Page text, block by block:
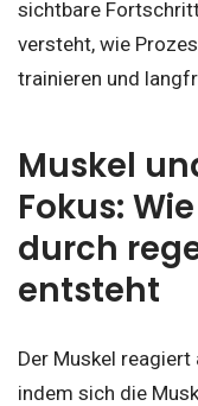
sichtbare
versteht, wie
trainieren und
Muskel
Fokus:
durch
entsteht
Der Muskel
indem sich die